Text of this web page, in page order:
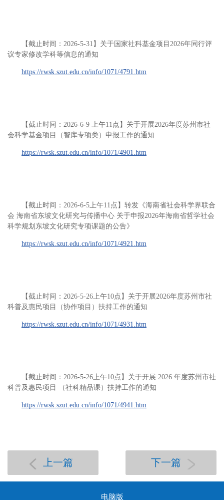
【截止时间：2026-5-31】关于国家社科基金项目2026年同行评
议专家修改学科等信息的通知
https://rwsk.szut.edu.cn/info/1071/4791.htm
【截止时间：2026-6-9 上午11点】关于开展2026年度苏州市社
会科学基金项目（智库专项类）申报工作的通知
https://rwsk.szut.edu.cn/info/1071/4901.htm
【截止时间：2026-6-5上午11点】转发《海南省社会科学界联合
会 海南省东坡文化研究与传播中心 关于申报2026年海南省哲学社会
科学规划东坡文化研究专项课题的公告》
https://rwsk.szut.edu.cn/info/1071/4921.htm
【截止时间：2026-5-26上午10点】关于开展2026年度苏州市社
科普及惠民项目（协作项目）扶持工作的通知
https://rwsk.szut.edu.cn/info/1071/4931.htm
【截止时间：2026-5-26上午10点】关于开展 2026 年度苏州市社
科普及惠民项目 （社科精品课）扶持工作的通知
https://rwsk.szut.edu.cn/info/1071/4941.htm
上一篇 下一篇
电脑版